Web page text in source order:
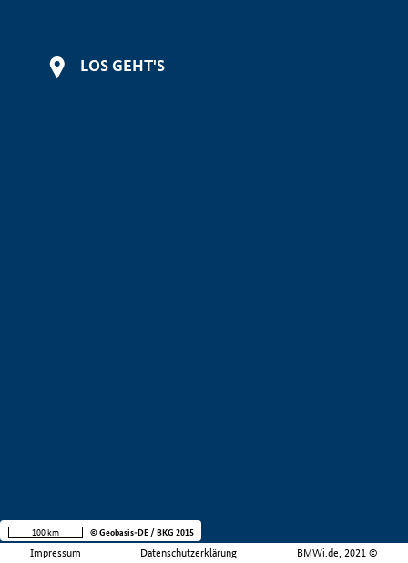
LOS GEHT'S
Impressum Datenschutzerklärung BMWi.de, 2021 ©
100 km © Geobasis-DE / BKG 2015